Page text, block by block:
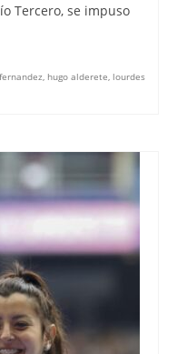
Tercero, se impuso
, hugo alderete, lourdes